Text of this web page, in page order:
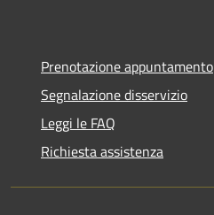
Prenotazione appuntamento
Segnalazione disservizio
Leggi le FAQ
Richiesta assistenza